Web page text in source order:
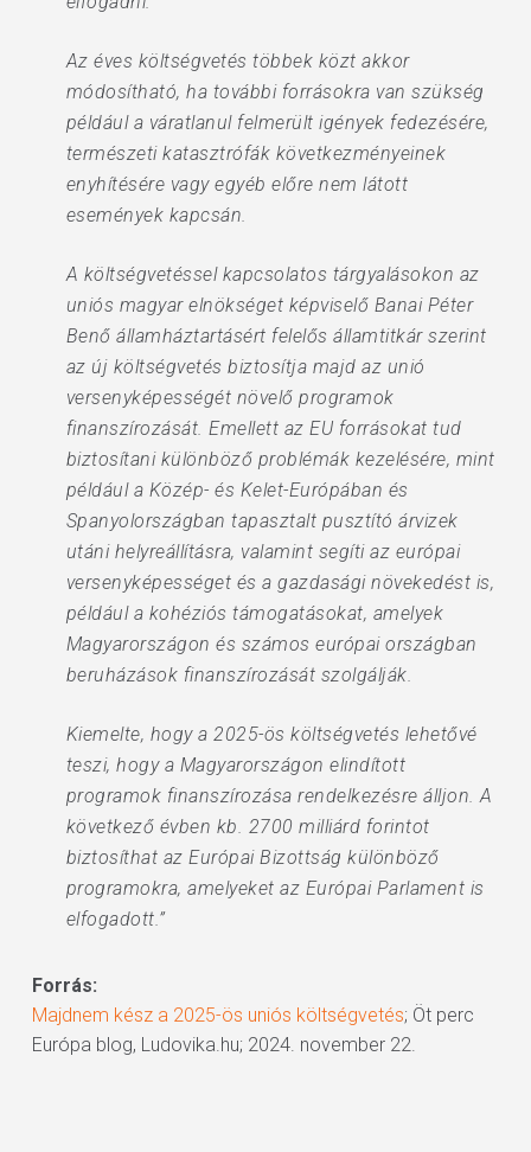
Az éves költségvetés többek közt akkor
módosítható, ha további forrásokra van szükség
például a váratlanul felmerült igények fedezésére,
természeti katasztrófák következményeinek
enyhítésére vagy egyéb előre nem látott
események kapcsán.
A költségvetéssel kapcsolatos tárgyalásokon az
uniós magyar elnökséget képviselő Banai Péter
Benő államháztartásért felelős államtitkár szerint
az új költségvetés biztosítja majd az unió
versenyképességét növelő programok
finanszírozását. Emellett az EU forrásokat tud
biztosítani különböző problémák kezelésére, mint
például a Közép- és Kelet-Európában és
Spanyolországban tapasztalt pusztító árvizek
utáni helyreállításra, valamint segíti az európai
versenyképességet és a gazdasági növekedést is,
például a kohéziós támogatásokat, amelyek
Magyarországon és számos európai országban
beruházások finanszírozását szolgálják.
Kiemelte, hogy a 2025-ös költségvetés lehetővé
teszi, hogy a Magyarországon elindított
programok finanszírozása rendelkezésre álljon. A
következő évben kb. 2700 milliárd forintot
biztosíthat az Európai Bizottság különböző
programokra, amelyeket az Európai Parlament is
elfogadott.”
Forrás:
Majdnem kész a 2025-ös uniós költségvetés; Öt perc
Európa blog, Ludovika.hu; 2024. november 22.